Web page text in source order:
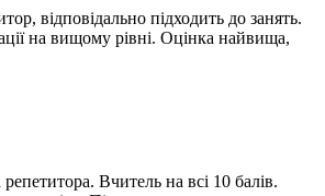
відповідально підходить до занять.
на вищому рівні. Оцінка найвища,
Вчитель на всі 10 балів.